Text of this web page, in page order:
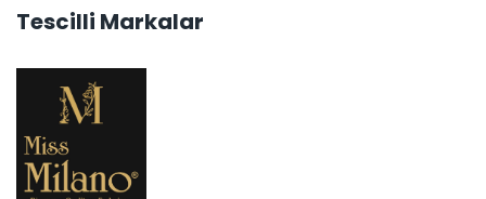
Tescilli Markalar